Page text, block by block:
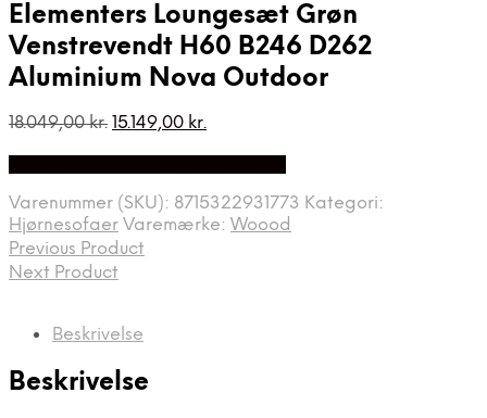
Elementers Loungesæt Grøn
Venstrevendt H60 B246 D262
Aluminium Nova Outdoor
18.049,00kr. Den
18.049,00 kr..
15.149,00 kr.Den
15.149,00 kr..
Varenummer (SKU): 8715322931773 Kategori:
Hjørnesofaer Varemærke: Woood
Previous Product
Next Product
Beskrivelse
Beskrivelse